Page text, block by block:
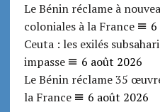
Le Bénin réclame à
coloniales à la France
Ceuta : les exilés
impasse
6 août 2026
Le Bénin réclame 35
la France
6 août 2026